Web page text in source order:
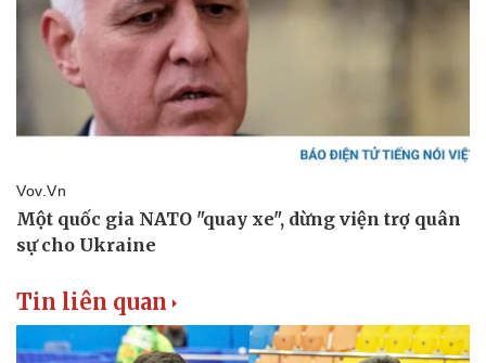
Tin liên quan